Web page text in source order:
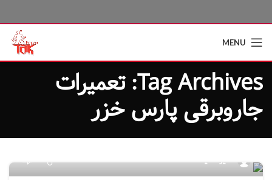
MENU
Tag Archives: تعمیرات
جاروبرقی پارس خزر
مدیر سایت